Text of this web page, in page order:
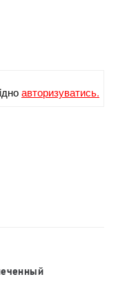
авторизуватись.